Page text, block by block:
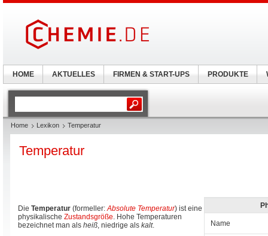
Home Lexikon Temperatur
Temperatur
Name
Die Temperatur (formeller:Absolute Temperatur) ist eine
physikalische Zustandsgröße. Hohe Temperaturen
bezeichnet man als heiß, niedrige als kalt.
HOME AKTUELLES FIRMEN & START-UPS PRODUKTE